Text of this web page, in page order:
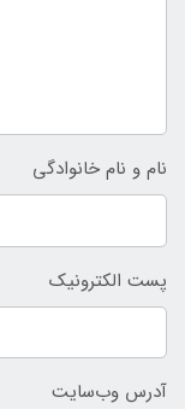
نام و نام خانوادگی
پست الکترونیک
آدرس وب‌سایت